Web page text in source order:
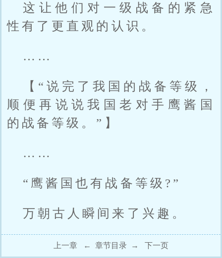
这让他们对一级战备的紧急
性有了更直观的认识。
……
【“说完了我国的战备等级，
顺便再说说我国老对手鹰酱国
的战备等级。”】
……
“鹰酱国也有战备等级?”
万朝古人瞬间来了兴趣。
上一章 ← 章节目录 → 下一页